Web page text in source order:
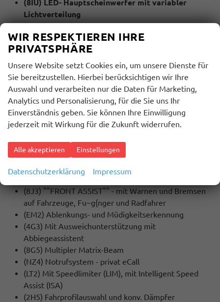
(8IU) LED- Hauptscheinwerfer mit variabler
Lichtverteilung
(QR9) Verkehrszeichenerkennung
(7Y1) Spurwechselassistent (Side Assist)
(4A3) Sitzheizung für Vordersitze
(N7H) Sitzbezüge in Stoff RS Stoff
MULTIMEDIA UND KOMMUNIKATION:
(QV3) DAB - Digitaler Radioempfang
(9WJ) Wired & Wireless Smart Link+ (Navigation
über App Connect möglich (kompatibles
(QH1) Sprachsteuerung
SICHERHEIT:
(8J3) ""FRONT ASSIST"" - mit Warnen und Bremsen
auf Fahrzeuge, Fu~g{nger und Radfahrer
(EM2) Ablenkungs- und Müdigkeitserkennung
(4G3) Mit Ausweichunterstützung mit
Abbiegeassistent
(8G5) Multipler Matrix-Beam
(NZ4) Notrufsystem - privat eCall
(LT2) Mit Speedlimiter (LIM), mit Intelligent Speed
Assist (ISA)
(2H5) Fahrprofilauswahl und konv. Dämpfer
WIR RESPEKTIEREN IHRE
PRIVATSPHÄRE
Unsere Website setzt Cookies ein, um unsere Dienste für
Sie bereitzustellen. Hierbei berücksichtigen wir Ihre
Auswahl und verarbeiten nur die Daten für Marketing,
Analytics und Personalisierung, für die Sie uns Ihr
Einverständnis geben. Sie können Ihre Einwilligung
jederzeit mit Wirkung für die Zukunft widerrufen.
Alle akzeptieren Einstellungen
Datenschutzerklärung Impressum